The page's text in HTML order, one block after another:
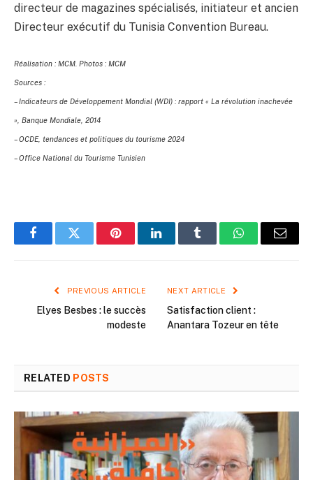
directeur de magazines spécialisés, initiateur et ancien
Directeur exécutif du Tunisia Convention Bureau.
Réalisation : MCM. Photos : MCM
Sources :
– Indicateurs de Développement Mondial (WDI) : rapport « La révolution inachevée
», Banque Mondiale, 2014
– OCDE, tendances et politiques du tourisme 2024
– Office National du Tourisme Tunisien
FacebookTwitter PinterestLinkedInTumblr WhatsAppEmail
PREVIOUS ARTICLE
Elyes Besbes : le succès
modeste
NEXT ARTICLE
Satisfaction client :
Anantara Tozeur en tête
RELATED POSTS